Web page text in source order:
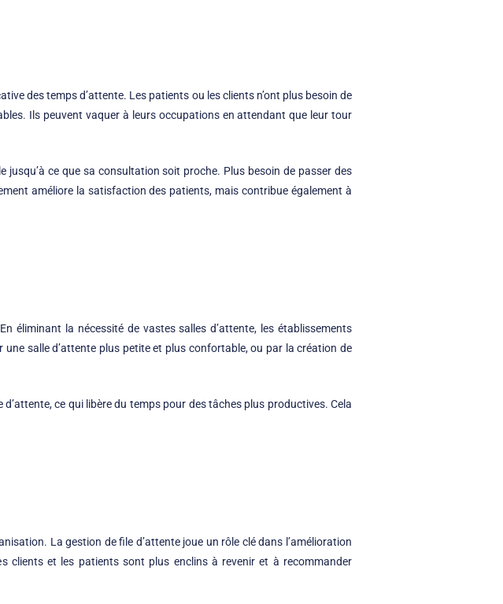
des temps d’attente. Les patients ou les clients n’ont plus besoin de
Ils peuvent vaquer à leurs occupations en attendant que leur tour
ce que sa consultation soit proche. Plus besoin de passer des
améliore la satisfaction des patients, mais contribue également à
éliminant la nécessité de vastes salles d’attente, les établissements
salle d’attente plus petite et plus confortable, ou par la création de
ce qui libère du temps pour des tâches plus productives. Cela
La gestion de file d’attente joue un rôle clé dans l’amélioration
clients et les patients sont plus enclins à revenir et à recommander